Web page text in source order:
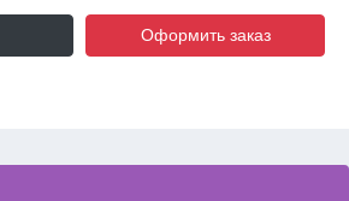
Оформить заказ